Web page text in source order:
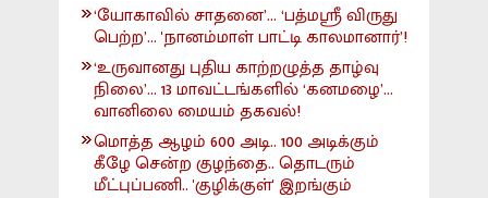
‘யோகாவில் சாதனை’... ‘பத்மஸ்ரீ விருது
பெற்ற’... 'நானம்மாள் பாட்டி காலமானார்’!
‘உருவானது புதிய காற்றழுத்த தாழ்வு
நிலை’... 13 மாவட்டங்களில் ‘கனமழை’...
வானிலை மையம் தகவல்!
மொத்த ஆழம் 600 அடி.. 100 அடிக்கும்
கீழே சென்ற குழந்தை.. தொடரும்
மீட்புப்பணி.. 'குழிக்குள்' இறங்கும்